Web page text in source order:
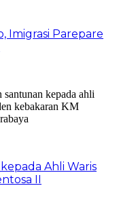
Imigrasi Parepare
Ahli Waris
II